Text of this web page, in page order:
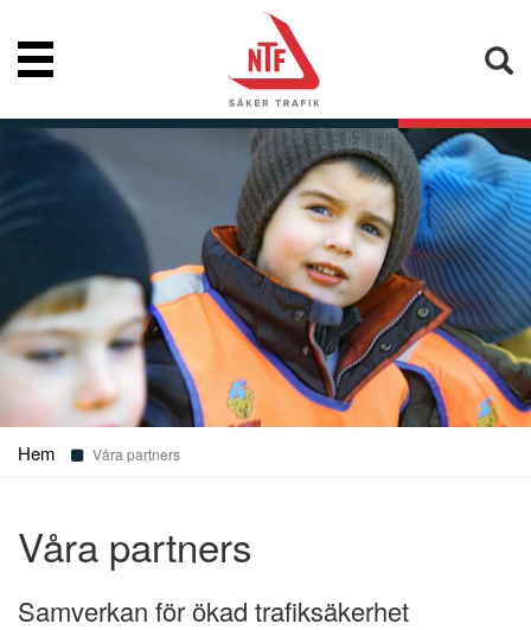
Nyheter
Vår kompetens
Konsumentupplysning
Bibliotek
Om NTF
Hem Våra partners
Våra partners
Samverkan för ökad trafiksäkerhet